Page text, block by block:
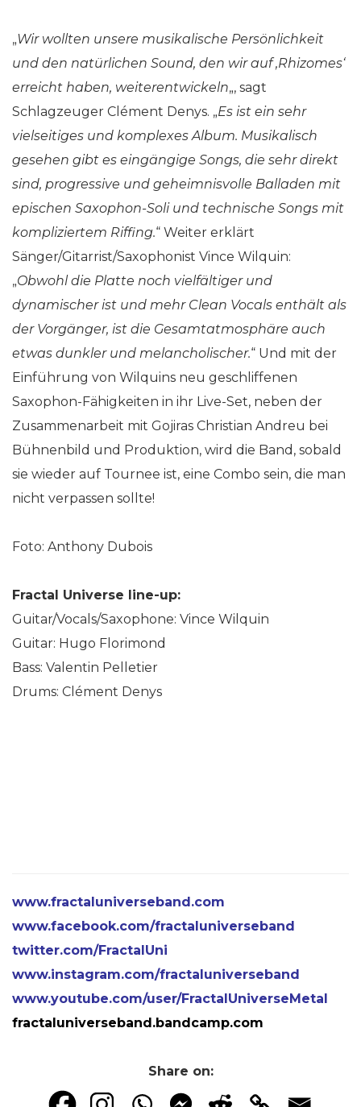
„Wir wollten unsere musikalische Persönlichkeit
und den natürlichen Sound, den wir auf ‚Rhizomes‘
erreicht haben, weiterentwickeln„, sagt
Schlagzeuger Clément Denys. „Es ist ein sehr
vielseitiges und komplexes Album. Musikalisch
gesehen gibt es eingängige Songs, die sehr direkt
sind, progressive und geheimnisvolle Balladen mit
epischen Saxophon-Soli und technische Songs mit
kompliziertem Riffing.“ Weiter erklärt
Sänger/Gitarrist/Saxophonist Vince Wilquin:
„Obwohl die Platte noch vielfältiger und
dynamischer ist und mehr Clean Vocals enthält als
der Vorgänger, ist die Gesamtatmosphäre auch
etwas dunkler und melancholischer.“ Und mit der
Einführung von Wilquins neu geschliffenen
Saxophon-Fähigkeiten in ihr Live-Set, neben der
Zusammenarbeit mit Gojiras Christian Andreu bei
Bühnenbild und Produktion, wird die Band, sobald
sie wieder auf Tournee ist, eine Combo sein, die man
nicht verpassen sollte!
Foto: Anthony Dubois
Fractal Universe line-up:
Guitar/Vocals/Saxophone: Vince Wilquin
Guitar: Hugo Florimond
Bass: Valentin Pelletier
Drums: Clément Denys
www.fractaluniverseband.com
www.facebook.com/fractaluniverseband
twitter.com/FractalUni
www.instagram.com/fractaluniverseband
www.youtube.com/user/FractalUniverseMetal
fractaluniverseband.bandcamp.com
Share on: